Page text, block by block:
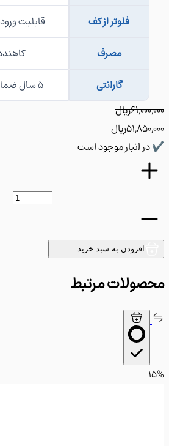
فلوتر از کف
قابلیت ورود
مصرف
کاهنده
گارانتی
﷼
﷼
انبار موجود است
افزودن به سبد خرید
مرتبط